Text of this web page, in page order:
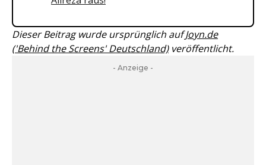
Dieser Beitrag wurde ursprünglich aufJoyn.de
('Behind the Screens' Deutschland)veröffentlicht.
- Anzeige -